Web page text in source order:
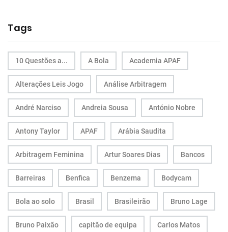
Tags
10 Questões a... A Bola Academia APAF
Alterações Leis Jogo Análise Arbitragem
André Narciso Andreia Sousa António Nobre
Antony Taylor APAF Arábia Saudita
Arbitragem Feminina Artur Soares Dias Bancos
Barreiras Benfica Benzema Bodycam
Bola ao solo Brasil Brasileirão Bruno Lage
Bruno Paixão capitão de equipa Carlos Matos